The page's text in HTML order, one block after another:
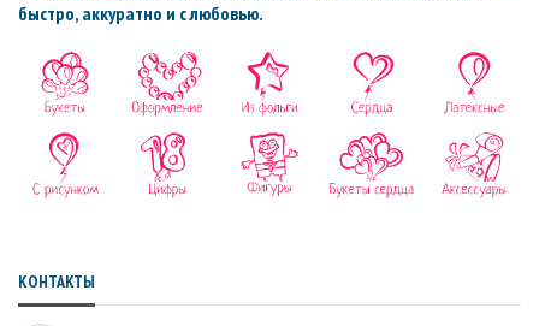
быстро, аккуратно и с любовью.
КОНТАКТЫ